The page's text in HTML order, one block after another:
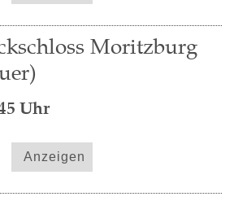
Moritzburg
Uhr
Anzeigen